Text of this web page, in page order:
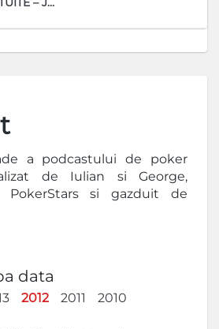
a podcastului de poker
de Iulian si George,
PokerStars si gazduit de
data
2012 2011 2010